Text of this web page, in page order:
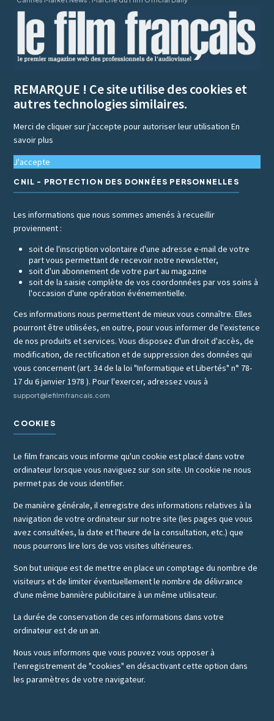
REMARQUE ! Ce site utilise des cookies et
autres technologies similaires.
Merci de cliquer sur j'accepte pour autoriser leur utilisationEn
savoir plus
J'accepte
CNIL - PROTECTION DES DONNÉES PERSONNELLES
Les informations que nous sommes amenés à recueillir
proviennent :
soit de l'inscription volontaire d'une adresse e-mail de votre
part vous permettant de recevoir notre newsletter,
soit d'un abonnement de votre part au magazine
soit de la saisie complète de vos coordonnées par vos soins à
l'occasion d'une opération événementielle.
Ces informations nous permettent de mieux vous connaître. Elles
pourront être utilisées, en outre, pour vous informer de l'existence
de nos produits et services. Vous disposez d'un droit d'accès, de
modification, de rectification et de suppression des données qui
vous concernent (art. 34 de la loi "Informatique et Libertés" n° 78-
17 du 6 janvier 1978 ). Pour l'exercer, adressez vous à
support@lefilmfrancais.com
COOKIES
Le film francais vous informe qu'un cookie est placé dans votre
ordinateur lorsque vous naviguez sur son site. Un cookie ne nous
permet pas de vous identifier.
De manière générale, il enregistre des informations relatives à la
navigation de votre ordinateur sur notre site (les pages que vous
avez consultées, la date et l'heure de la consultation, etc.) que
nous pourrons lire lors de vos visites ultérieures.
Son but unique est de mettre en place un comptage du nombre de
visiteurs et de limiter éventuellement le nombre de délivrance
d'une même bannière publicitaire à un même utilisateur.
La durée de conservation de ces informations dans votre
ordinateur est de un an.
Nous vous informons que vous pouvez vous opposer à
l'enregistrement de "cookies" en désactivant cette option dans
les paramètres de votre navigateur.